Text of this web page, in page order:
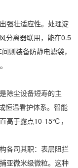
强壮适应性。处理淀
分离器联用，能在0.5
则装备防静电滤袋，
除尘设备短寿的主
恒温看护体系。智能
高于露点10-15℃，
各司其职：表层阻拦
亚微米级微粒。这种